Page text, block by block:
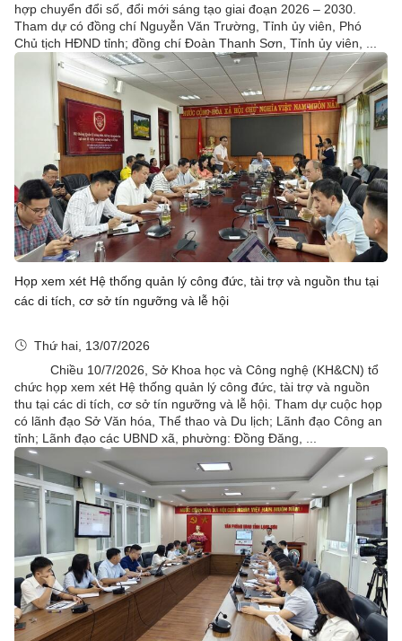
hợp chuyển đổi số, đổi mới sáng tạo giai đoạn 2026 – 2030.
Tham dự có đồng chí Nguyễn Văn Trường, Tỉnh ủy viên, Phó
Chủ tịch HĐND tỉnh; đồng chí Đoàn Thanh Sơn, Tỉnh ủy viên, ...
Họp xem xét Hệ thống quản lý công đức, tài trợ và nguồn thu tại
các di tích, cơ sở tín ngưỡng và lễ hội
Thứ hai, 13/07/2026
Chiều 10/7/2026, Sở Khoa học và Công nghệ (KH&CN) tổ
chức họp xem xét Hệ thống quản lý công đức, tài trợ và nguồn
thu tại các di tích, cơ sở tín ngưỡng và lễ hội. Tham dự cuộc họp
có lãnh đạo Sở Văn hóa, Thể thao và Du lịch; Lãnh đạo Công an
tỉnh; Lãnh đạo các UBND xã, phường: Đồng Đăng, ...